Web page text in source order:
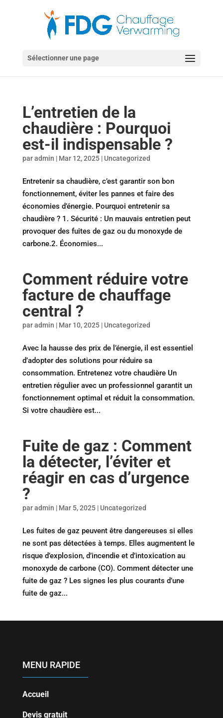
Sélectionner une page
L’entretien de la
chaudière : Pourquoi
est-il indispensable ?
paradmin | Mar 12, 2025| Uncategorized
Entretenir sa chaudière, c’est garantir son bon
fonctionnement, éviter les pannes et faire des
économies d’énergie. Pourquoi entretenir sa
chaudière ? 1. Sécurité : Un mauvais entretien peut
provoquer des fuites de gaz ou du monoxyde de
carbone.2. Économies...
Comment réduire votre
facture de chauffage
central ?
paradmin | Mar 10, 2025| Uncategorized
Avec la hausse des prix de l’énergie, il est essentiel
d’adopter des solutions pour réduire sa
consommation. Entretenez votre chaudière Un
entretien régulier avec un professionnel garantit un
fonctionnement optimal et réduit la consommation.
Si votre chaudière est...
Fuite de gaz : Comment
la détecter, l’éviter et
réagir en cas d’urgence
?
paradmin | Mar 5, 2025| Uncategorized
Les fuites de gaz peuvent être dangereuses si elles
ne sont pas détectées à temps. Elles augmentent le
risque d’explosion, d’incendie et d’intoxication au
monoxyde de carbone (CO). Comment détecter une
fuite de gaz ? Les signes les plus courants d’une
fuite de gaz...
MENU RAPIDE
Accueil
Devis gratuit